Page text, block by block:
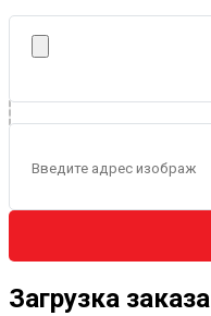
Загрузка заказа